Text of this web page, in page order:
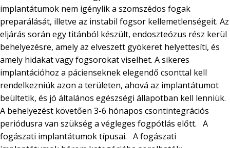
implantátumok nem igénylik a szomszédos fogak
preparálását, illetve az instabil fogsor kellemetlenségeit. Az
eljárás során egy titánból készült, endoszteózus rész kerül
behelyezésre, amely az elveszett gyökeret helyettesíti, és
amely hidakat vagy fogsorokat viselhet. A sikeres
implantációhoz a pácienseknek elegendő csonttal kell
rendelkezniük azon a területen, ahová az implantátumot
beültetik, és jó általános egészségi állapotban kell lenniük.
A behelyezést követően 3-6 hónapos csontintegrációs
periódusra van szükség a végleges fogpótlás előtt. A
fogászati implantátumok típusai. A fogászati